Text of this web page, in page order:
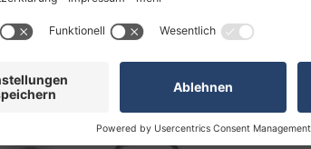
ab 1,22 € 1-3 Werktage